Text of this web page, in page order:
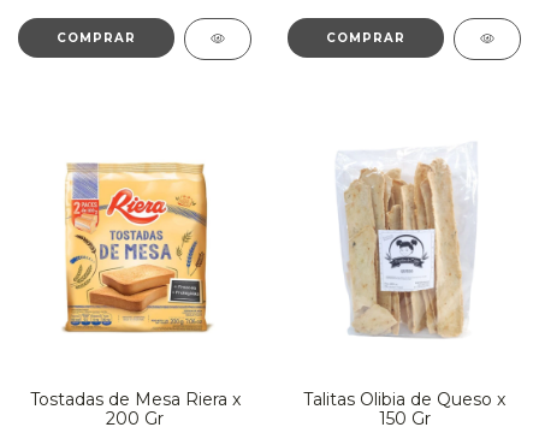
Tostadas de Mesa Riera x
200 Gr
Talitas Olibia de Queso x
150 Gr